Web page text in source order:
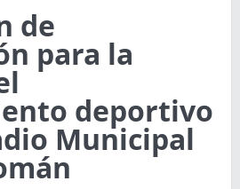
de
para la
deportivo
Municipal